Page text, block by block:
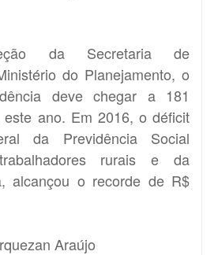
da Secretaria de
do Planejamento, o
deve chegar a 181
ano. Em 2016, o déficit
da Previdência Social
rurais e da
alcançou o recorde de R$
Araújo